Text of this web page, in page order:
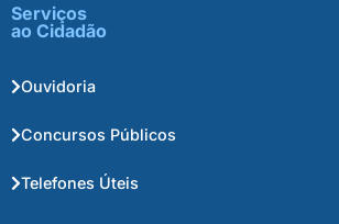
Serviços
ao Cidadão
Ouvidoria
Concursos Públicos
Telefones Úteis